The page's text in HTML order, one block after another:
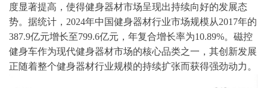
度显著提高，使得健身器材市场呈现出持续向好的发展态
势。据统计， 2024年中国健身器材行业市场规模从2017年的
387.9亿元增长至799.6亿元，年复合增长率为10.89%。磁控
健身车作为现代健身器材市场的核心品类之一，其创新发展
正随着整个健身器材行业规模的持续扩张而获得强劲动力。